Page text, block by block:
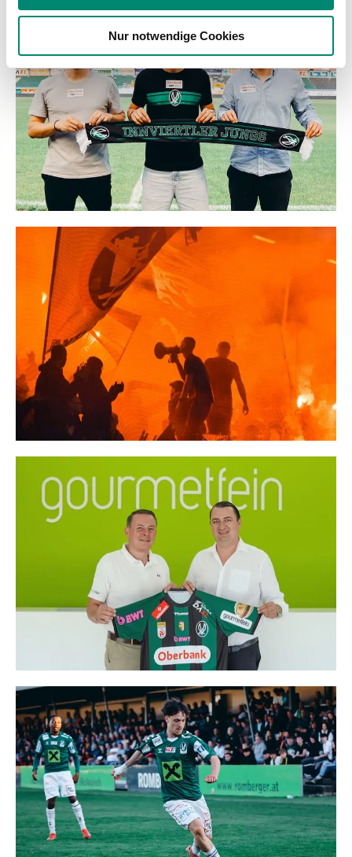
weiteren Daten zusammen, die Sie ihnen bereitgestellt
haben oder die sie im Rahmen Ihrer Nutzung der Dienste
gesammelt haben.
Weitere Details, insbesondere zu Speicherdauer und
Empfänger entnehmen Sie unserer
Datenschutzerklärung
Nur notwendige Cookies